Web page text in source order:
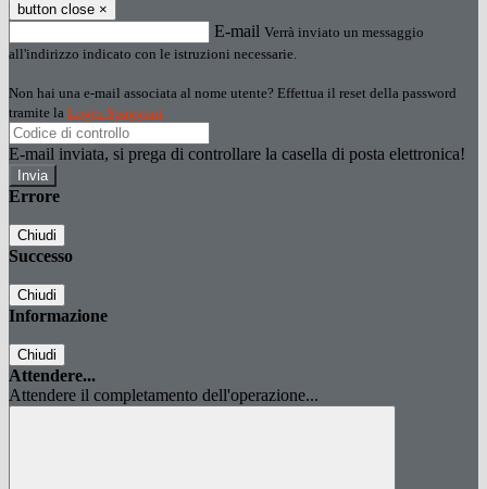
button close ×
E-mail Verrà inviato un messaggio
all'indirizzo indicato con le istruzioni necessarie.
Non hai una e-mail associata al nome utente? Effettua il reset della password
tramite la Login Spaggiari
E-mail inviata, si prega di controllare la casella di posta elettronica!
Errore
Chiudi
Successo
Chiudi
Informazione
Chiudi
Attendere...
Attendere il completamento dell'operazione...